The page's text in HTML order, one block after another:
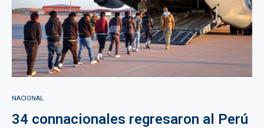
NACIONAL
34 connacionales regresaron al Perú